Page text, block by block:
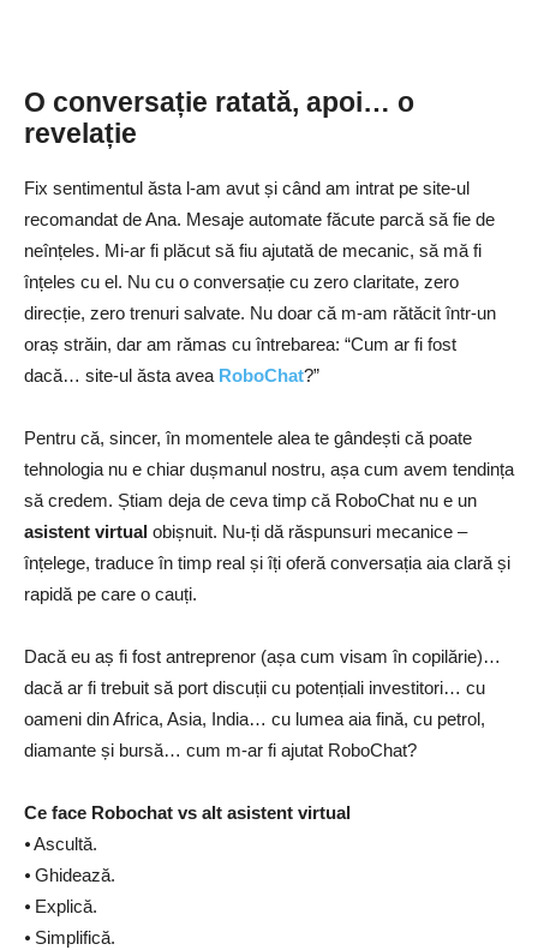
O conversație ratată, apoi… o
revelație
Fix sentimentul ăsta l-am avut și când am intrat pe site-ul
recomandat de Ana. Mesaje automate făcute parcă să fie de
neînțeles. Mi-ar fi plăcut să fiu ajutată de mecanic, să mă fi
înțeles cu el. Nu cu o conversație cu zero claritate, zero
direcție, zero trenuri salvate. Nu doar că m-am rătăcit într-un
oraș străin, dar am rămas cu întrebarea: “Cum ar fi fost
dacă… site-ul ăsta avea RoboChat?”
Pentru că, sincer, în momentele alea te gândești că poate
tehnologia nu e chiar dușmanul nostru, așa cum avem tendința
să credem. Știam deja de ceva timp că RoboChat nu e un
asistent virtual obișnuit. Nu-ți dă răspunsuri mecanice –
înțelege, traduce în timp real și îți oferă conversația aia clară și
rapidă pe care o cauți.
Dacă eu aș fi fost antreprenor (așa cum visam în copilărie)…
dacă ar fi trebuit să port discuții cu potențiali investitori… cu
oameni din Africa, Asia, India… cu lumea aia fină, cu petrol,
diamante și bursă… cum m-ar fi ajutat RoboChat?
Ce face Robochat vs alt asistent virtual
⦁ Ascultă.
⦁ Ghidează.
⦁ Explică.
⦁ Simplifică.